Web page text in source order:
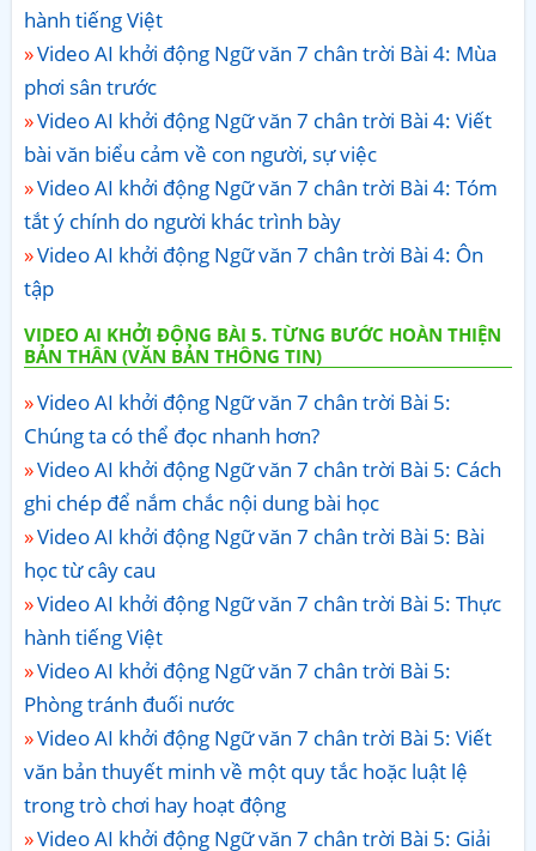
hành tiếng Việt
Video AI khởi động Ngữ văn 7 chân trời Bài 4: Mùa
phơi sân trước
Video AI khởi động Ngữ văn 7 chân trời Bài 4: Viết
bài văn biểu cảm về con người, sự việc
Video AI khởi động Ngữ văn 7 chân trời Bài 4: Tóm
tắt ý chính do người khác trình bày
Video AI khởi động Ngữ văn 7 chân trời Bài 4: Ôn
tập
VIDEO AI KHỞI ĐỘNG BÀI 5. TỪNG BƯỚC HOÀN THIỆN
BẢN THÂN (VĂN BẢN THÔNG TIN)
Video AI khởi động Ngữ văn 7 chân trời Bài 5:
Chúng ta có thể đọc nhanh hơn?
Video AI khởi động Ngữ văn 7 chân trời Bài 5: Cách
ghi chép để nắm chắc nội dung bài học
Video AI khởi động Ngữ văn 7 chân trời Bài 5: Bài
học từ cây cau
Video AI khởi động Ngữ văn 7 chân trời Bài 5: Thực
hành tiếng Việt
Video AI khởi động Ngữ văn 7 chân trời Bài 5:
Phòng tránh đuối nước
Video AI khởi động Ngữ văn 7 chân trời Bài 5: Viết
văn bản thuyết minh về một quy tắc hoặc luật lệ
trong trò chơi hay hoạt động
Video AI khởi động Ngữ văn 7 chân trời Bài 5: Giải